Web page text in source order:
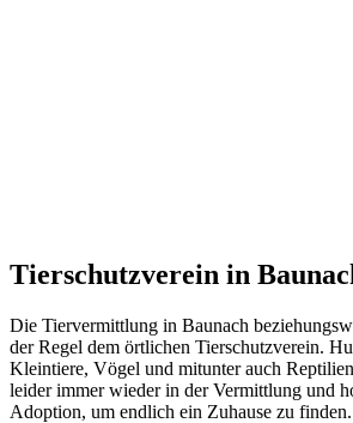
Tierschutzverein in
Die Tiervermittlung in Baunach
der Regel dem örtlichen Tierschutzverein.
Kleintiere, Vögel und mitunter auch
leider immer wieder in der Vermittlung und
Adoption, um endlich ein Zuhause zu finden.